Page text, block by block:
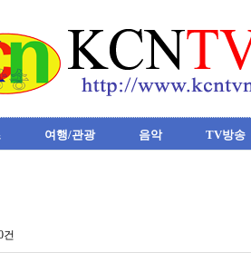
여행/관광 음악 TV방송
건